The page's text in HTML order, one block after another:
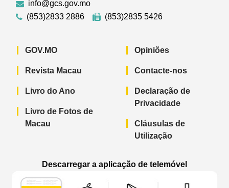
info@gcs.gov.mo
(853)2833 2886
(853)2835 5426
GOV.MO
Revista Macau
Livro do Ano
Livro de Fotos de
Macau
Opiniões
Contacte-nos
Declaração de
Privacidade
Cláusulas de
Utilização
Descarregar a aplicação de telemóvel